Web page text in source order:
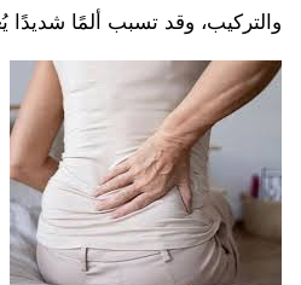
والتركيب، وقد تسبب ألمًا